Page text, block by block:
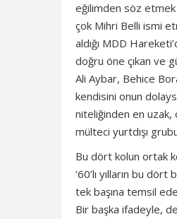
eğilimden söz etmek
çok Mihri Belli ismi
aldığı MDD
doğru öne çıkan ve
Ali Aybar, Behice
kendisini onun
niteliğinden en uzak,
mülteci yurtdışı
Bu dört kolun ortak
‘60’lı yılların bu
tek başına temsil
Bir başka ifadeyle,